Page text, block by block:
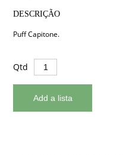
DESCRIÇÃO
Puff Capitone.
Qtd